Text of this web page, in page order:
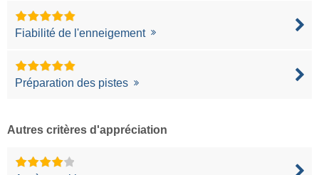
Fiabilité de l'enneigement
Préparation des pistes
Autres critères d'appréciation